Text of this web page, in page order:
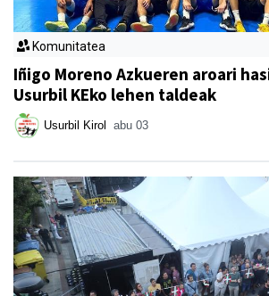
Komunitatea
Iñigo Moreno Azkueren aroari
Usurbil KEko lehen taldeak
Usurbil Kirol abu 03